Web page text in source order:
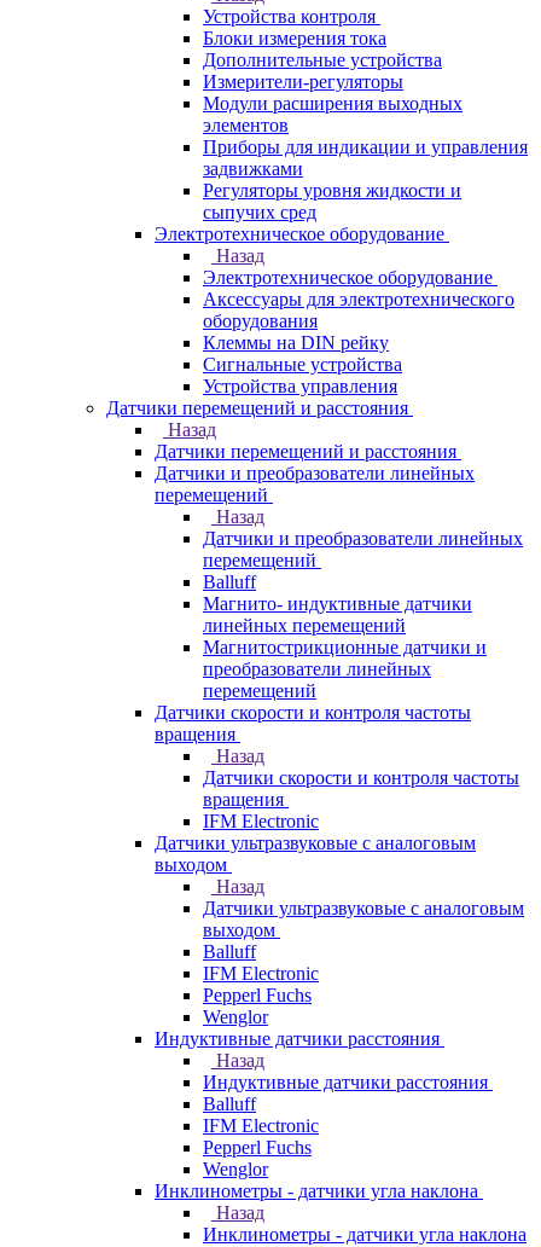
Устройства контроля
Блоки измерения тока
Дополнительные устройства
Измерители-регуляторы
Модули расширения выходных
элементов
Приборы для индикации и управления
задвижками
Регуляторы уровня жидкости и
сыпучих сред
Электротехническое оборудование
Назад
Электротехническое оборудование
Аксессуары для электротехнического
оборудования
Клеммы на DIN рейку
Сигнальные устройства
Устройства управления
Датчики перемещений и расстояния
Назад
Датчики перемещений и расстояния
Датчики и преобразователи линейных
перемещений
Назад
Датчики и преобразователи линейных
перемещений
Balluff
Магнито- индуктивные датчики
линейных перемещений
Магнитострикционные датчики и
преобразователи линейных
перемещений
Датчики скорости и контроля частоты
вращения
Назад
Датчики скорости и контроля частоты
вращения
IFM Electronic
Датчики ультразвуковые с аналоговым
выходом
Назад
Датчики ультразвуковые с аналоговым
выходом
Balluff
IFM Electronic
Pepperl Fuchs
Wenglor
Индуктивные датчики расстояния
Назад
Индуктивные датчики расстояния
Balluff
IFM Electronic
Pepperl Fuchs
Wenglor
Инклинометры - датчики угла наклона
Назад
Инклинометры - датчики угла наклона